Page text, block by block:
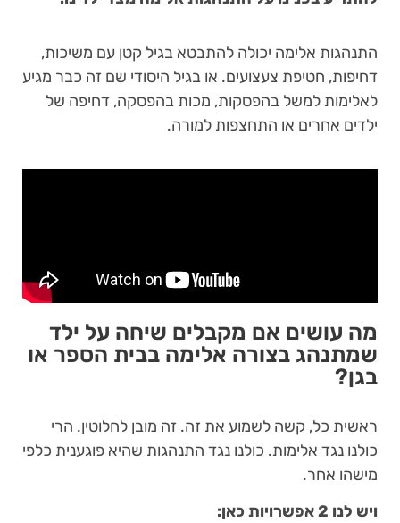
התנהגות אלימה יכולה להתבטא בגיל קטן עם משיכות,
דחיפות, חטיפת צעצועים. או בגיל היסודי שם זה כבר מגיע
לאלימות למשל בהפסקות, מכות בהפסקה, דחיפה של
ילדים אחרים או התחצפות למורה.
מה עושים אם מקבלים שיחה על ילד
שמתנהג בצורה אלימה בבית הספר או
בגן?
ראשית כל, קשה לשמוע את זה. זה מובן לחלוטין. הרי
כולנו נגד אלימות. כולנו נגד התנהגות שהיא פוגענית כלפי
מישהו אחר.
ויש לנו 2 אפשרויות כאן: